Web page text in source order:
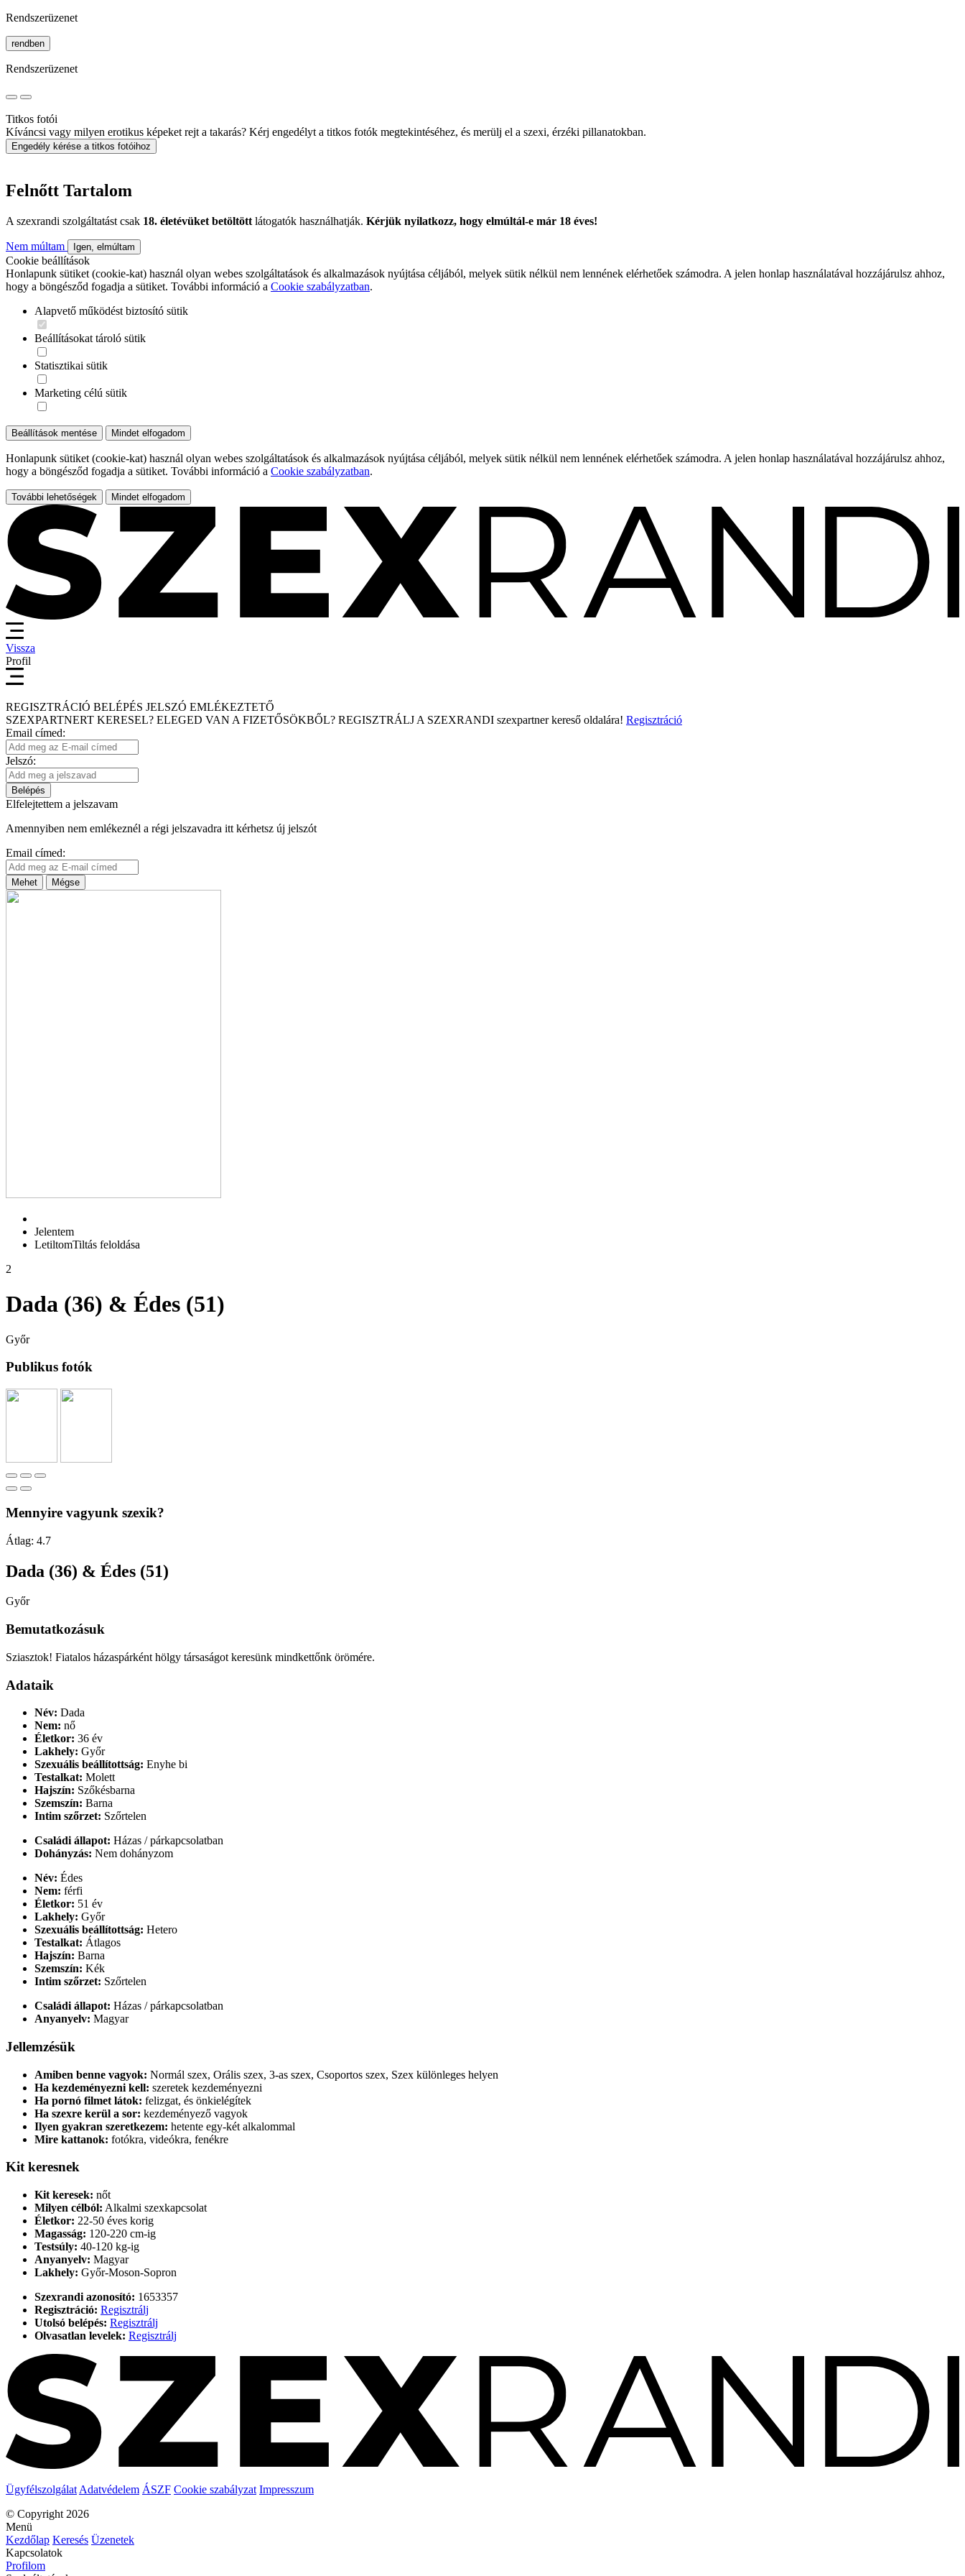
Rendszerüzenet
rendben
Rendszerüzenet
Titkos fotói
Kíváncsi vagy milyen erotikus képeket rejt a takarás? Kérj engedélyt a titkos fotók megtekintéséhez, és merülj el a szexi, érzéki pillanatokban.
Engedély kérése a titkos fotóihoz
Felnőtt Tartalom
A szexrandi szolgáltatást csak 18. életévüket betöltött látogatók használhatják. Kérjük nyilatkozz, hogy elmúltál-e már 18 éves!
Nem múltam Igen, elmúltam
Cookie beállítások
Honlapunk sütiket (cookie-kat) használ olyan webes szolgáltatások és alkalmazások nyújtása céljából, melyek sütik nélkül nem lennének elérhetőek számodra. A jelen honlap használatával hozzájárulsz ahhoz,
hogy a böngésződ fogadja a sütiket. További információ a Cookie szabályzatban.
Alapvető működést biztosító sütik
Beállításokat tároló sütik
Statisztikai sütik
Marketing célú sütik
Beállítások mentése Mindet elfogadom
Honlapunk sütiket (cookie-kat) használ olyan webes szolgáltatások és alkalmazások nyújtása céljából, melyek sütik nélkül nem lennének elérhetőek számodra. A jelen honlap használatával hozzájárulsz ahhoz,
hogy a böngésződ fogadja a sütiket. További információ a Cookie szabályzatban.
További lehetőségek Mindet elfogadom
Vissza
Profil
REGISZTRÁCIÓ BELÉPÉS JELSZÓ EMLÉKEZTETŐ
SZEXPARTNERT KERESEL? ELEGED VAN A FIZETŐSÖKBŐL? REGISZTRÁLJ A SZEXRANDI szexpartner kereső oldalára! Regisztráció
Email címed:
Jelszó:
Belépés
Elfelejtettem a jelszavam
Amennyiben nem emlékeznél a régi jelszavadra itt kérhetsz új jelszót
Email címed:
Mehet Mégse
Jelentem
LetiltomTiltás feloldása
2
Dada (36) & Édes (51)
Győr
Publikus fotók
Mennyire vagyunk szexik?
Átlag: 4.7
Dada (36) & Édes (51)
Győr
Bemutatkozásuk
Sziasztok! Fiatalos házaspárként hölgy társaságot keresünk mindkettőnk örömére.
Adataik
Név: Dada
Nem: nő
Életkor: 36 év
Lakhely: Győr
Szexuális beállítottság: Enyhe bi
Testalkat: Molett
Hajszín: Szőkésbarna
Szemszín: Barna
Intim szőrzet: Szőrtelen
Családi állapot: Házas / párkapcsolatban
Dohányzás: Nem dohányzom
Név: Édes
Nem: férfi
Életkor: 51 év
Lakhely: Győr
Szexuális beállítottság: Hetero
Testalkat: Átlagos
Hajszín: Barna
Szemszín: Kék
Intim szőrzet: Szőrtelen
Családi állapot: Házas / párkapcsolatban
Anyanyelv: Magyar
Jellemzésük
Amiben benne vagyok: Normál szex, Orális szex, 3-as szex, Csoportos szex, Szex különleges helyen
Ha kezdeményezni kell: szeretek kezdeményezni
Ha pornó filmet látok: felizgat, és önkielégítek
Ha szexre kerül a sor: kezdeményező vagyok
Ilyen gyakran szeretkezem: hetente egy-két alkalommal
Mire kattanok: fotókra, videókra, fenékre
Kit keresnek
Kit keresek: nőt
Milyen célból: Alkalmi szexkapcsolat
Életkor: 22-50 éves korig
Magasság: 120-220 cm-ig
Testsúly: 40-120 kg-ig
Anyanyelv: Magyar
Lakhely: Győr-Moson-Sopron
Szexrandi azonosító: 1653357
Regisztráció: Regisztrálj
Utolsó belépés: Regisztrálj
Olvasatlan levelek: Regisztrálj
Ügyfélszolgálat Adatvédelem ÁSZF Cookie szabályzat Impresszum
© Copyright 2026
Menü
Kezdőlap Keresés Üzenetek
Kapcsolatok
Profilom